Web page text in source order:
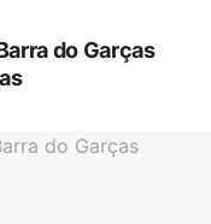
do Garças